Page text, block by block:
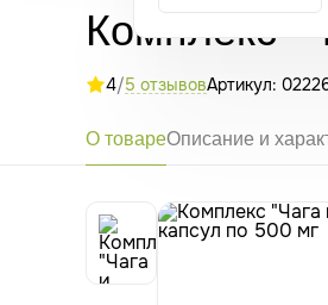
Комплекс
4/5 отзывовАртикул:
О товареОписание и